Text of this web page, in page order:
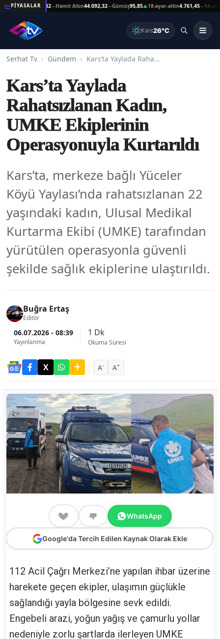
PİYASALAR
44.092,32—Hamit Altın44.092,32—Gümüş95,85▲18-ayar-altin4.761,45—14-ayar-altin
Kars26°C
Serhat Tv Gündem Kars’ta Yaylada Rahatsızlanan Kadın, UMKE Ekiplerinin Operasyonuyla Kurtarıldı
Kars’ta Yaylada
Rahatsızlanan Kadın,
UMKE Ekiplerinin
Operasyonuyla Kurtarıldı
Kars’ta, merkeze bağlı Yüceler
Köyü Yaylası’nda rahatsızlanan 22
yaşındaki kadın, Ulusal Medikal
Kurtarma Ekibi (UMKE) tarafından
yürütülen operasyonla güvenli
şekilde sağlık ekiplerine ulaştırıldı.
Buğra Ertaş
Editör
06.07.2026 - 08:39
Yayınlanma
1 Dk
Okuma Süresi
A- A+
WhatsApp
Google'da Tercih Edilen Kaynak Olarak Ekle
112 Acil Çağrı Merkezi’ne yapılan ihbar üzerine
harekete geçen ekipler, ulaşımın güçlükle
sağlandığı yayla bölgesine sevk edildi.
Engebeli arazi, yoğun yağış ve çamurlu yollar
nedeniyle zorlu şartlarda ilerleyen UMKE